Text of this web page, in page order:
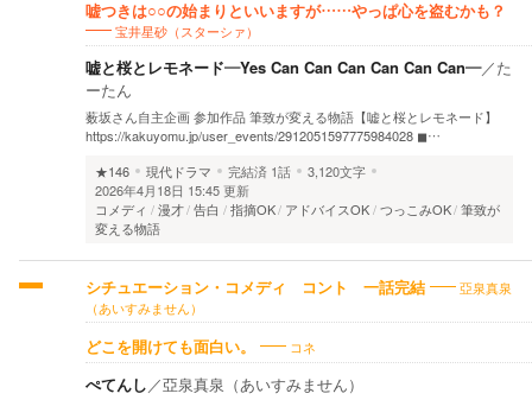
嘘つきは○○の始まりといいますが……やっぱ心を盗むかも？
宝井星砂（スターシァ）
嘘と桜とレモネード—Yes Can Can Can Can Can Can—／た
ーたん
薮坂さん自主企画 参加作品 筆致が変える物語【嘘と桜とレモネード】
https://kakuyomu.jp/user_events/2912051597775984028 ◼…
★146
現代ドラマ 完結済 1話
3,120文字
2026年4月18日 15:45 更新
コメディ
漫才 告白 指摘OK アドバイスOK つっこみOK 筆致が
変える物語
シチュエーション・コメディ コント 一話完結
亞泉真泉
（あいすみません）
どこを開けても面白い。 コネ
ぺてんし ／亞泉真泉（あいすみません）